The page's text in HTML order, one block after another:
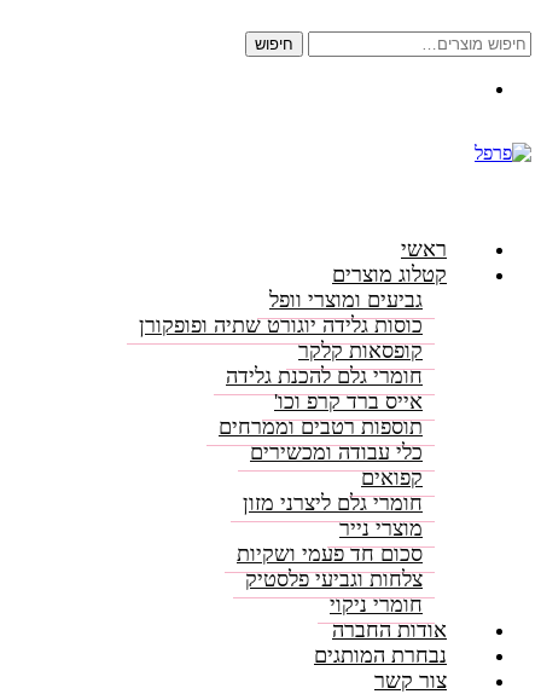
חיפוש
עבור:
חיפוש
ראשי
קטלוג מוצרים
גביעים ומוצרי וופל
כוסות גלידה יוגורט שתיה ופופקורן
קופסאות קלקר
חומרי גלם להכנת גלידה
אייס ברד קרפ וכו'
תוספות רטבים וממרחים
כלי עבודה ומכשירים
קפואים
חומרי גלם ליצרני מזון
מוצרי נייר
סכום חד פעמי ושקיות
צלחות וגביעי פלסטיק
חומרי ניקוי
אודות החברה
נבחרת המותגים
צור קשר